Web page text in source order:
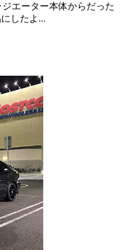
ジエーター本体からだった
したよ...